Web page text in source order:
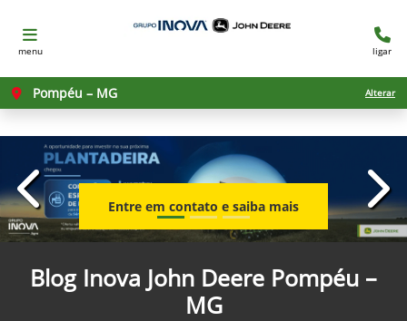
menu ligar
Pompéu – MG Alterar
Entre em contato e saiba mais
templates.template-
Blog Inova John Deere Pompéu –
MG